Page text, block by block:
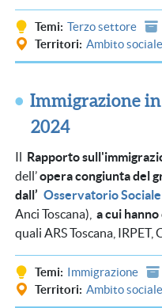
Temi Terzo settore
Territori Ambito
Immigrazione
2024
Il Rapporto
dell’opera congiunta del
dall’ Osservatorio
Anci Toscana), a cui
quali ARS Toscana, IRPET,
Temi Immigrazione
Territori Ambito